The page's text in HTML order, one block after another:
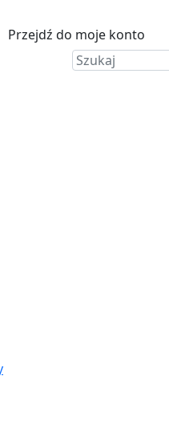
Przejdź do moje konto